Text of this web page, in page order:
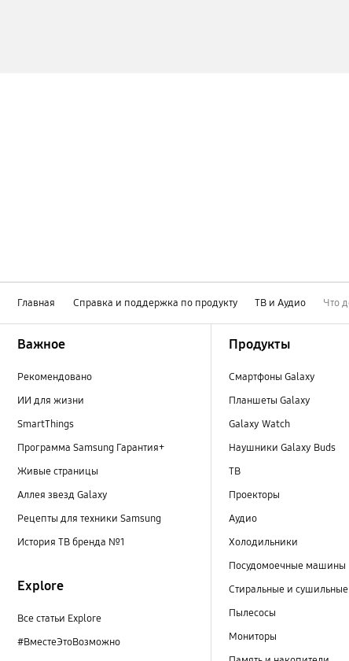
Главная Справка и поддержка по продукту ТВ и Аудио Что
Важное
Рекомендовано
ИИ для жизни
SmartThings
Программа Samsung Гарантия+
Живые страницы
Аллея звезд Galaxy
Рецепты для техники Samsung
История ТВ бренда №1
Explore
Все статьи Explore
#ВместеЭтоВозможно
Продукты
Смартфоны Galaxy
Планшеты Galaxy
Galaxy Watch
Наушники Galaxy Buds
ТВ
Проекторы
Аудио
Холодильники
Посудомоечные машины
Стиральные и
Пылесосы
Мониторы